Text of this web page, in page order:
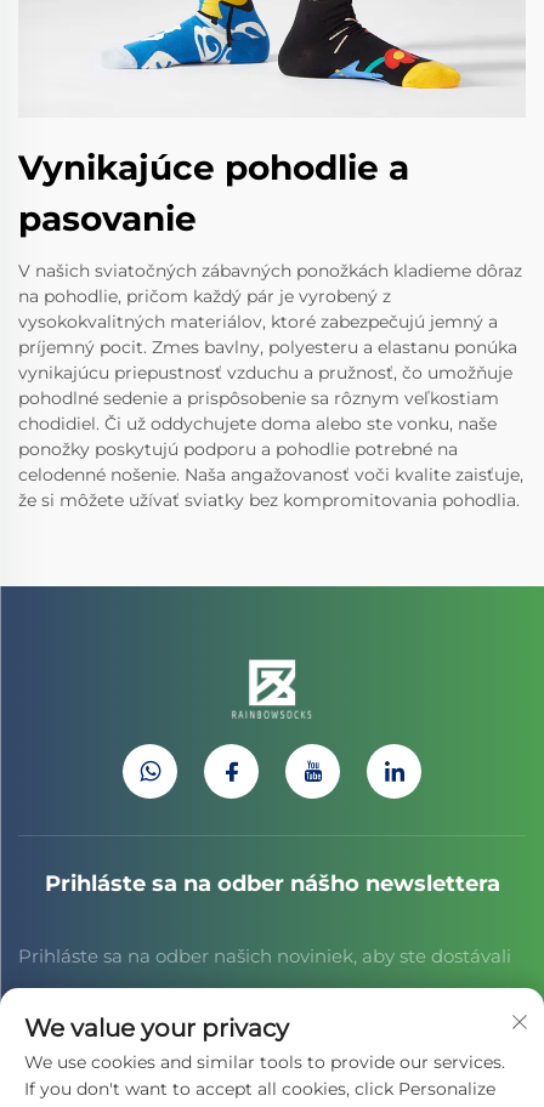
Vynikajúce pohodlie a
pasovanie
V našich sviatočných zábavných ponožkách kladieme dôraz
na pohodlie, pričom každý pár je vyrobený z
vysokokvalitných materiálov, ktoré zabezpečujú jemný a
príjemný pocit. Zmes bavlny, polyesteru a elastanu ponúka
vynikajúcu priepustnosť vzduchu a pružnosť, čo umožňuje
pohodlné sedenie a prispôsobenie sa rôznym veľkostiam
chodidiel. Či už oddychujete doma alebo ste vonku, naše
ponožky poskytujú podporu a pohodlie potrebné na
celodenné nošenie. Naša angažovanosť voči kvalite zaisťuje,
že si môžete užívať sviatky bez kompromitovania pohodlia.
Prihláste sa na odber nášho newslettera
Prihláste sa na odber našich noviniek, aby ste dostávali
najnovšie správy z odvetvia, aktualizácie a poznatky od
nášho tímu.
We value your privacy
We use cookies and similar tools to provide our services.
If you don't want to accept all cookies, click Personalize